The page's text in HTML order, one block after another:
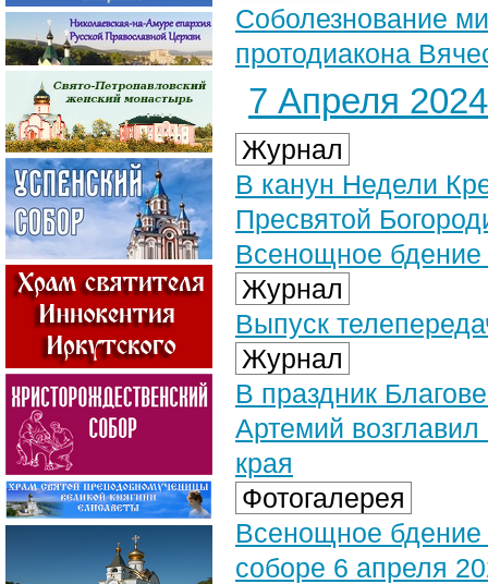
Соболезнование
протодиакона
7 Апреля 2024
Журнал
В канун Недели
Пресвятой
Всенощное бдение
Журнал
Выпуск
Журнал
В праздник
Артемий
края
Фотогалерея
Всенощное
соборе 6 апреля